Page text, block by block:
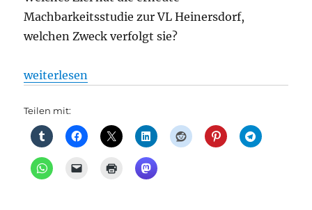
Machbarkeitsstudie zur VL Heinersdorf,
welchen Zweck verfolgt sie?
„Straßenbahn: Verkehrslösung Heinersdorf – wie
weiterlesen
Teilen mit: